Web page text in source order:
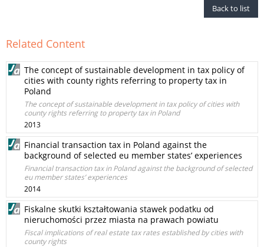
Back to list
Related Content
The concept of sustainable development in tax policy of
cities with county rights referring to property tax in
Poland
The concept of sustainable development in tax policy of cities with
county rights referring to property tax in Poland
2013
Financial transaction tax in Poland against the
background of selected eu member states’ experiences
Financial transaction tax in Poland against the background of selected
eu member states’ experiences
2014
Fiskalne skutki kształtowania stawek podatku od
nieruchomości przez miasta na prawach powiatu
Fiscal implications of real estate tax rates established by cities with
county rights